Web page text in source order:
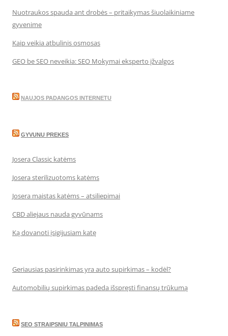
Nuotraukos spauda ant drobės – pritaikymas šiuolaikiniame
gyvenime
Kaip veikia atbulinis osmosas
GEO be SEO neveikia: SEO Mokymai eksperto įžvalgos
NAUJOS PADANGOS INTERNETU
GYVUNU PREKES
Josera Classic katėms
Josera sterilizuotoms katėms
Josera maistas katėms – atsiliepimai
CBD aliejaus nauda gyvūnams
Ką dovanoti įsigijusiam katę
Geriausias pasirinkimas yra auto supirkimas – kodėl?
Automobilių supirkimas padeda išspręsti finansų trūkumą
SEO STRAIPSNIU TALPINIMAS